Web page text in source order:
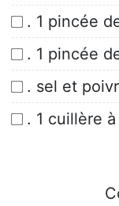
. 1 pincée
. 1 pincée
. sel et
. 1 cuillère